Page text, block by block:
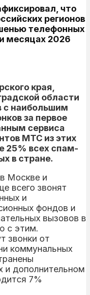
что
регионов
телефонных
месяцах 2026
края,
области
с наибольшим
за первое
сервиса
МТС из этих
25% всех спам-
в стране.
Москве и
всего звонят
и
фондов и
вызовов в
с этим.
звонки от
коммунальных
и дополнительном
7%